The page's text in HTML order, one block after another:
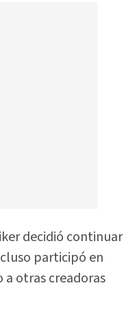
decidió continuar
participó en
otras creadoras